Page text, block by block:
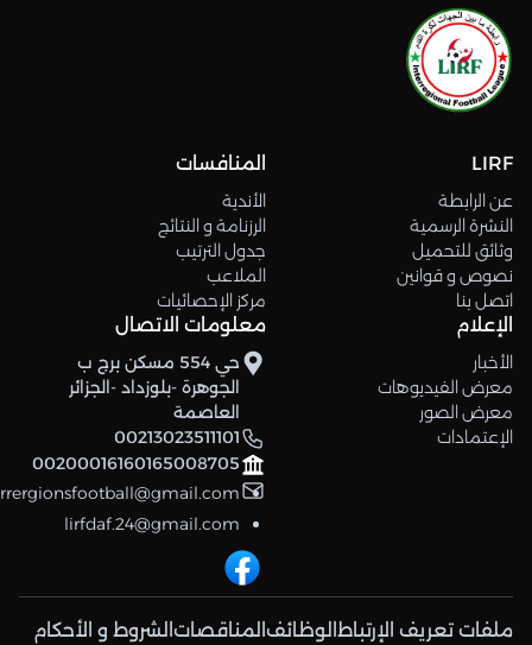
LIRF
عن الرابطة
النشرة الرسمية
وثائق للتحميل
نصوص و قوانين
اتصل بنا
المنافسات
الأندية
الرزنامة و النتائج
جدول الترتيب
الملاعب
مركز الإحصائيات
الإعلام
الأخبار
معرض الفيديوهات
معرض الصور
الإعتمادات
معلومات الاتصال
حي 554 مسكن برج ب
الجوهرة -بلوزداد -الجزائر
العاصمة
00213023511101
00200016160165008705
lirfdaf.24@gmail.com
ملفات تعريف الإرتباط الوظائف المناقصات الشروط و الأحكام